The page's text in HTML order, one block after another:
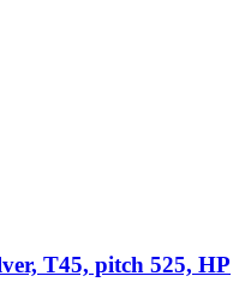
T45, pitch 525, HP